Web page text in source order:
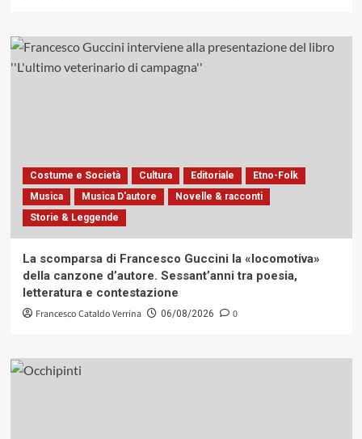
Costume e Società Cultura Editoriale
Etno-Folk
Musica
Musica D'autore
Novelle & racconti
Storie & Leggende
La scomparsa di Francesco Guccini la «locomotiva»
della canzone d’autore. Sessant’anni tra poesia,
letteratura e contestazione
Francesco Cataldo Verrina 06/08/2026 0